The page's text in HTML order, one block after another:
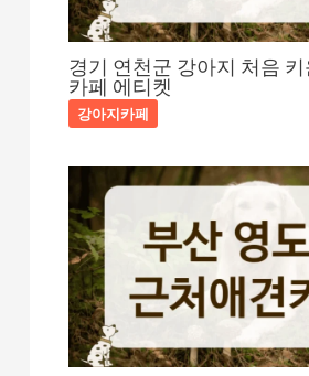
경기 연천군 강아지 처음
카페 에티켓
강아지카페